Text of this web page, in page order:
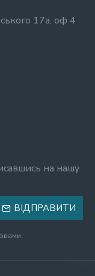
17а, оф 4
на нашу
ВІДПРАВИТИ